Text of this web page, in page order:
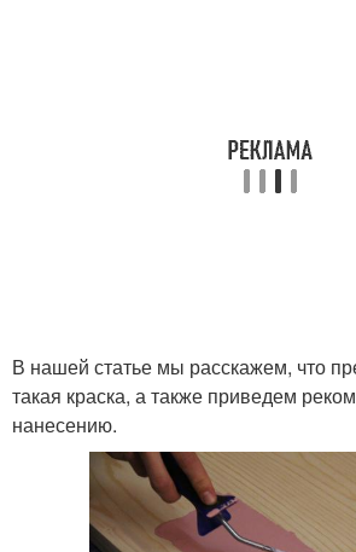
В нашей статье мы расскажем, что
такая краска, а также приведем
нанесению.